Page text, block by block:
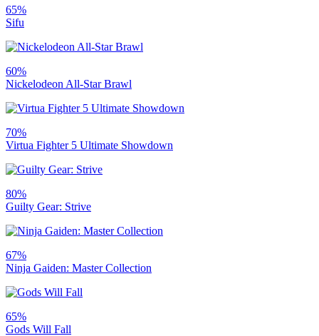
65%
Sifu
60%
Nickelodeon All-Star Brawl
70%
Virtua Fighter 5 Ultimate Showdown
80%
Guilty Gear: Strive
67%
Ninja Gaiden: Master Collection
65%
Gods Will Fall